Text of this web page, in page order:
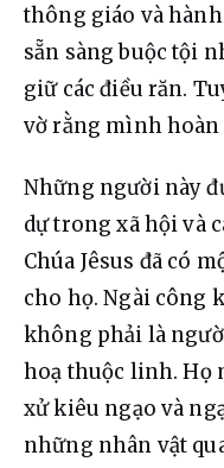
thông giáo và
sẵn sàng buộc tội
giữ các điều răn.
vờ rằng mình hoàn
Những người này
dự trong xã hội và
Chúa Jêsus đã có
cho họ. Ngài công
không phải là
hoạ thuộc linh. Họ
xử kiêu ngạo và
những nhân vật